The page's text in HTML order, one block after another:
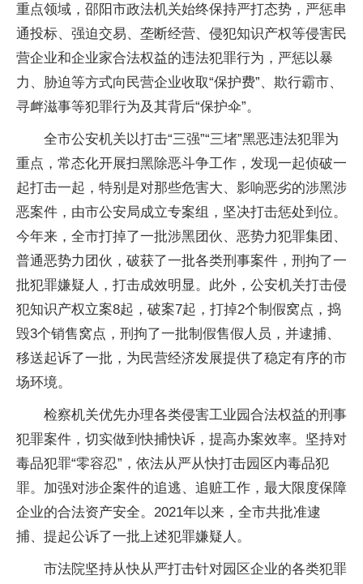
重点领域，邵阳市政法机关始终保持严打态势，严惩串
通投标、强迫交易、垄断经营、侵犯知识产权等侵害民
营企业和企业家合法权益的违法犯罪行为，严惩以暴
力、胁迫等方式向民营企业收取“保护费”、欺行霸市、
寻衅滋事等犯罪行为及其背后“保护伞”。
全市公安机关以打击“三强”“三堵”黑恶违法犯罪为
重点，常态化开展扫黑除恶斗争工作，发现一起侦破一
起打击一起，特别是对那些危害大、影响恶劣的涉黑涉
恶案件，由市公安局成立专案组，坚决打击惩处到位。
今年来，全市打掉了一批涉黑团伙、恶势力犯罪集团、
普通恶势力团伙，破获了一批各类刑事案件，刑拘了一
批犯罪嫌疑人，打击成效明显。此外，公安机关打击侵
犯知识产权立案8起，破案7起，打掉2个制假窝点，捣
毁3个销售窝点，刑拘了一批制假售假人员，并逮捕、
移送起诉了一批，为民营经济发展提供了稳定有序的市
场环境。
检察机关优先办理各类侵害工业园合法权益的刑事
犯罪案件，切实做到快捕快诉，提高办案效率。坚持对
毒品犯罪“零容忍”，依法从严从快打击园区内毒品犯
罪。加强对涉企案件的追逃、追赃工作，最大限度保障
企业的合法资产安全。2021年以来，全市共批准逮
捕、提起公诉了一批上述犯罪嫌疑人。
市法院坚持从快从严打击针对园区企业的各类犯罪